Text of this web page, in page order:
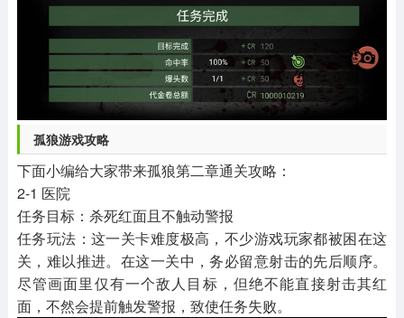
孤狼游戏攻略
下面小编给大家带来孤狼第二章通关攻略：
2-1 医院
任务目标：杀死红面且不触动警报
任务玩法：这一关卡难度极高，不少游戏玩家都被困在这
关，难以推进。在这一关中，务必留意射击的先后顺序。
尽管画面里仅有一个敌人目标，但绝不能直接射击其红
面，不然会提前触发警报，致使任务失败。